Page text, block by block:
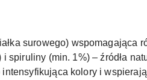
surowego) wspomagająca
spiruliny (min. 1%) – źródła
kolory i